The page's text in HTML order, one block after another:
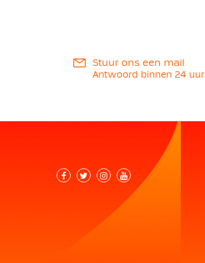
Stuur ons een mail
Antwoord binnen 24 uur